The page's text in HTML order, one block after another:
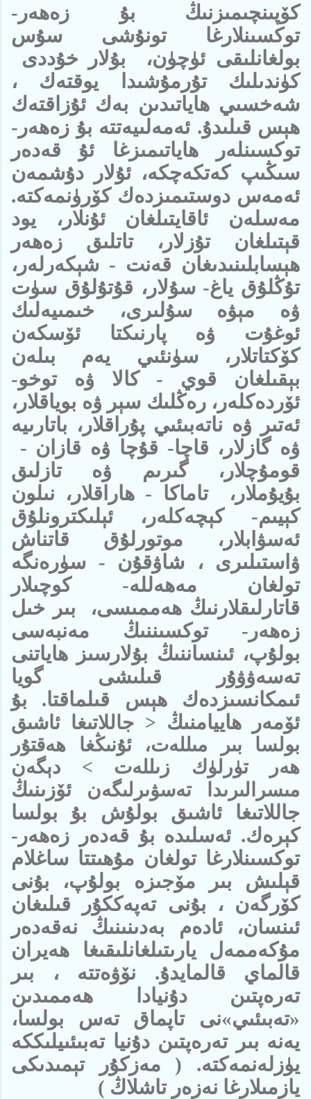
كۆپىنچىمىزنىڭ بۇ زەھەر-
توكسىنلارغا تونۇشى سۇس
بولغانلىقى ئۈچۈن، بۇلار خۇددى
كۈندىلىك تۇرمۇشىدا يوقتەك ،
شەخسىي ھاياتىدىن بەك ئۇزاقتەك
ھېس قىلىدۇ. ئەمەلىيەتتە بۇ زەھەر-
توكسىنلەر ھاياتىمىزغا ئۇ قەدەر
سىڭىپ كەتكەچكە، ئۇلار دۇشمەن
ئەمەس دوستىمىزدەك كۆرۈنمەكتە.
مەسلەن ئاقايتىلغان ئۇنلار، يود
قېتىلغان تۇزلار، تاتلىق زەھەر
ھېسابلىنىدىغان قەنت - شېكەرلەر،
تۇڭلۇق ياغ- سۇلار، قۇتۇلۇق سۈت
ۋە مېۋە سۇلىرى، خىمىيەلىك
ئوغۇت ۋە پارنىكتا ئۆسكەن
كۆكتاتلار، سۈنئىي يەم بىلەن
بېقىلغان قوي - كالا ۋە توخو-
ئۆردەكلەر، رەڭلىك سېر ۋە بوياقلار،
ئەتىر ۋە ناتەبىئىي پۇراقلار، باتارىيە
ۋە گازلار، قاچا- قۇچا ۋە قازان -
قومۇچلار، گىرىم ۋە تازلىق
بۇيۇملار، تاماكا - ھاراقلار، نىلون
كېيىم- كېچەكلەر، ئېلىكترونلۇق
ئەسۋابلار، موتورلۇق قاتناش
ۋاستىلىرى ، شاۋقۇن - سۈرەنگە
تولغان مەھەللە- كوچىلار
قاتارلىقلارنىڭ ھەممىسى، بىر خىل
زەھەر- توكسىننىڭ مەنبەسى
بولۇپ، ئىنساننىڭ بۇلارسىز ھاياتنى
تەسەۋۋۇر قىلىشى گويا
ئىمكانسىزدەك ھېس قىلماقتا. بۇ
ئۆمەر ھاييامنىڭ < جاللاتىغا ئاشىق
بولسا بىر مىللەت، ئۇنىڭغا ھەقتۇر
ھەر تۈرلۈك زىللەت > دېگەن
مىسرالىرىدا تەسۋىرلىگەن ئۆزىنىڭ
جاللاتىغا ئاشىق بولۇش بۇ بولسا
كېرەك. ئەسلىدە بۇ قەدەر زەھەر-
توكسىنلارغا تولغان مۇھىتتا ساغلام
قېلىش بىر مۆجىزە بولۇپ، بۇنى
كۆرگەن ، بۇنى تەپەككۇر قىلىغان
ئىنسان، ئادەم بەدىنىنىڭ نەقەدەر
مۇكەممەل يارىتىلغانلىقىغا ھەيران
قالماي قالمايدۇ. نۆۋەتتە ، بىر
تەرەپتىن دۇنيادا ھەممىدىن
«تەبىئىي»نى تاپماق تەس بولسا،
يەنە بىر تەرەپتىن دۇنيا تەبىئىيلىككە
يۈزلەنمەكتە. ( مەزكۇر تېمىدىكى
يازمىلارغا نەزەر تاشلاڭ )